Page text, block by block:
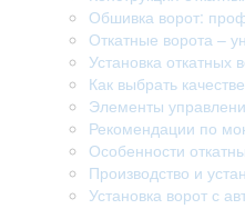
Обшивка ворот:
Откатные ворота –
Установка откатных
Как выбрать
Элементы
Рекомендации по
Особенности
Производство и
Установка ворот с